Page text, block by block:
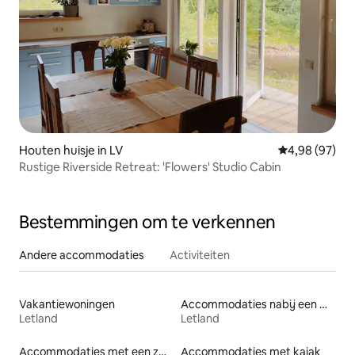
Houten huisje in LV Gemiddelde
4,98 (97)
Rustige Riverside Retreat: 'Flowers' Studio Cabin
Bestemmingen om te verkennen
Andere accommodaties Activiteiten
Vakantiewoningen
Letland
Accommodaties nabij een meer
Letland
Accommodaties met een zwembad Accommodaties met kajak